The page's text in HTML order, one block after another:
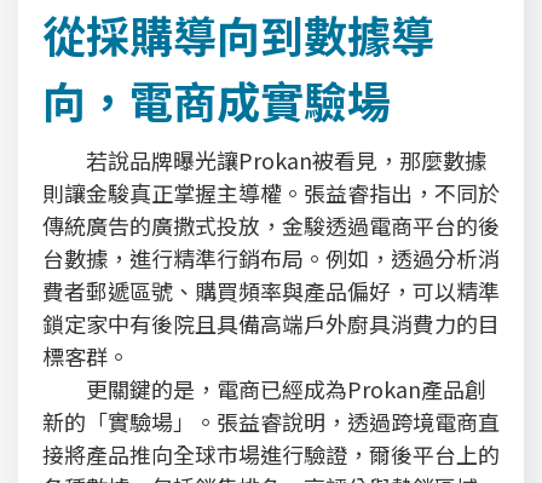
從採購導向到數據導
向，電商成實驗場
若說品牌曝光讓Prokan被看見，那麼數據
則讓金駿真正掌握主導權。張益睿指出，不同於
傳統廣告的廣撒式投放，金駿透過電商平台的後
台數據，進行精準行銷布局。例如，透過分析消
費者郵遞區號、購買頻率與產品偏好，可以精準
鎖定家中有後院且具備高端戶外廚具消費力的目
標客群。
更關鍵的是，電商已經成為Prokan產品創
新的「實驗場」。張益睿說明，透過跨境電商直
接將產品推向全球市場進行驗證，爾後平台上的